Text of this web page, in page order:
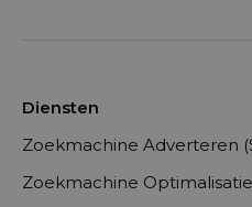
Diensten
Zoekmachine Adverteren
Zoekmachine Optimalisatie